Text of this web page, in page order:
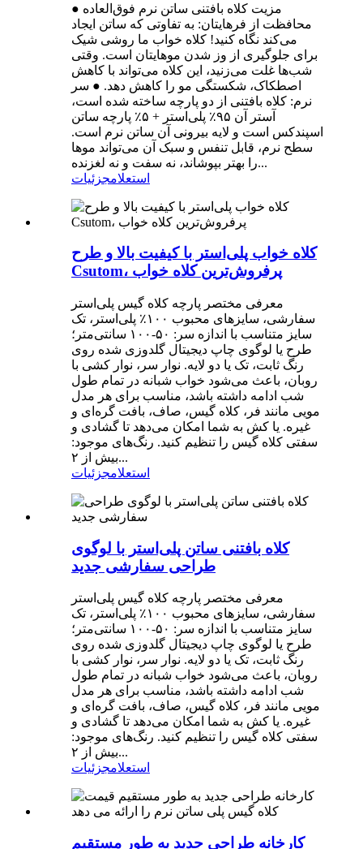
مزیت کلاه بافتنی ساتن نرم فوق‌العاده ●
محافظت از فرهایتان: به تفاوتی که ساتن ایجاد
می‌کند نگاه کنید! کلاه خواب ما روشی شیک
برای جلوگیری از وز شدن موهایتان است. وقتی
شب‌ها غلت می‌زنید، این کلاه می‌تواند با کاهش
اصطکاک، شکستگی مو را کاهش دهد. ● سر
نرم: کلاه بافتنی از دو پارچه ساخته شده است،
آستر آن ۹۵٪ پلی‌استر + ۵٪ پارچه ساتن
اسپندکس است و لایه بیرونی آن ساتن نرم است.
سطح نرم، قابل تنفس و سبک آن می‌تواند موها
را بهتر بپوشاند، نه سفت و نه لغزنده...
استعلامجزئیات
کلاه خواب پلی‌استر با کیفیت بالا و طرح
Csutom، پرفروش‌ترین کلاه خواب
معرفی مختصر پارچه کلاه گیس پلی‌استر
سفارشی، سایزهای محبوب ۱۰۰٪ پلی‌استر، تک
سایز متناسب با اندازه سر: ۵۰-۱۰۰ سانتی‌متر؛
طرح یا لوگوی چاپ دیجیتال گلدوزی شده روی
رنگ ثابت، تک یا دو لایه. نوار سر، نوار کشی با
روبان، باعث می‌شود خواب شبانه در تمام طول
شب ادامه داشته باشد، مناسب برای هر مدل
مویی مانند فر، کلاه گیس، صاف، بافت گره‌ای و
غیره. یا کش به شما امکان می‌دهد تا گشادی و
سفتی کلاه گیس را تنظیم کنید. رنگ‌های موجود:
بیش از ۲...
استعلامجزئیات
کلاه بافتنی ساتن پلی‌استر با لوگوی
طراحی سفارشی جدید
معرفی مختصر پارچه کلاه گیس پلی‌استر
سفارشی، سایزهای محبوب ۱۰۰٪ پلی‌استر، تک
سایز متناسب با اندازه سر: ۵۰-۱۰۰ سانتی‌متر؛
طرح یا لوگوی چاپ دیجیتال گلدوزی شده روی
رنگ ثابت، تک یا دو لایه. نوار سر، نوار کشی با
روبان، باعث می‌شود خواب شبانه در تمام طول
شب ادامه داشته باشد، مناسب برای هر مدل
مویی مانند فر، کلاه گیس، صاف، بافت گره‌ای و
غیره. یا کش به شما امکان می‌دهد تا گشادی و
سفتی کلاه گیس را تنظیم کنید. رنگ‌های موجود:
بیش از ۲...
استعلامجزئیات
کارخانه طراحی جدید به طور مستقیم